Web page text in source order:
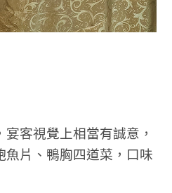
客視覺上相當有誠意，
魚片、鴨胸四道菜，口味